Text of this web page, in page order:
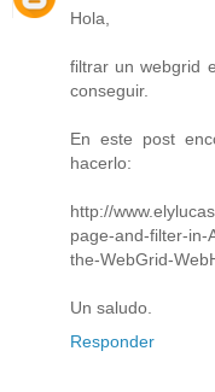
Hola,
filtrar un webgrid
conseguir.
En este post
hacerlo:
http://
page-and-filter-in-
the-WebGrid-
Un saludo.
Responder